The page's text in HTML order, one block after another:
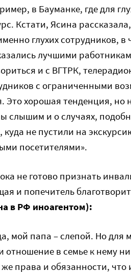
в Бауманке, где для
Кстати, Ясина
глухих сотрудников, в
лучшими
и с ВГТРК,
с ограниченными
Это хорошая тенденция, но
слышим и о случаях,
не пустили на
посетителями».
не готово признать
и попечитель
в РФ иноагентом):
мой папа – слепой. Но для
в семье к нему
права и обязанности, что